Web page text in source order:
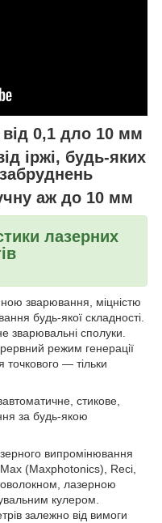
0,1 дло 10 мм
іржі, будь-яких
аж до 10 мм
лазерних
зварювання, міцністю
будь-якої складності.
зварювальні сполуки.
режим генерації
точкового — тільки
стикове,
за будь-якою
випромінювання
Max (Maxphotonics), Reci,
лазерною
кулером.
залежно від вимоги